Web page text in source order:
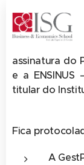
assinatura do
e a ENSINUS
titular do
Fica
A